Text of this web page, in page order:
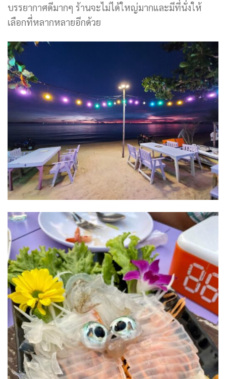
บรรยากาศดีมากๆ ร้านจะไม่ได้ใหญ่มากและมีที่นั่งให้
เลือกที่หลากหลายอีกด้วย